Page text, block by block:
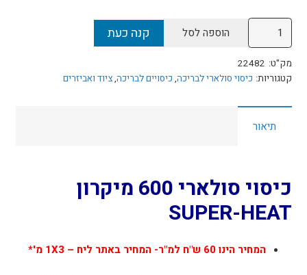
כמות
של
SUPER-
HEAT
4
מ'
מוסטנג
הוספה לסל קנה כעת
מק"ט: 22482
קטגוריות: כיסוי סולארי לבריכה, כיסויים לבריכה,ציוד ואביזרים
תיאור
כיסוי סולארי 600 מיקרון
SUPER-HEAT
המחיר הינו 60 ש"ח למ"ר- המחיר באתר ליח – 1X3 מ'*